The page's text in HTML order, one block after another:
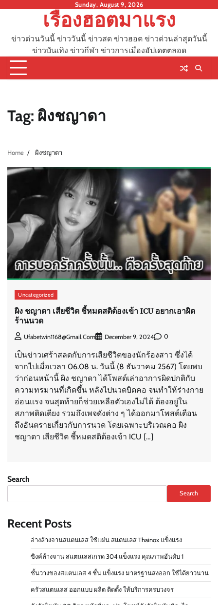
Sunday, August 9, 2026
เรื่องฮอตมาแรง
ข่าวด่วนวันนี้ ข่าววันนี้ ข่าวสด ข่าวฮอต ข่าวด่วนล่าสุดวันนี้
ข่าวบันเทิง ข่าวกีฬา ข่าวการเมืองอัปเดตตลอด
Tag: ผิงชญาดา
Home ผิงชญาดา
Uncategorized
ผิง ชญาดา เสียชีวิต ชี้หมดสติต้องเข้า ICU อยากเอาผิด
ร้านนวด
Ufabetwin1168@gmail.com December 9, 2024 0
เป็นข่าวเศร้าสลดกับการเสียชีวิตของนักร้องสาว ซึ่งได้
จากไปเมื่อเวลา 06.08 น. วันนี้ (8 ธันวาคม 2567) โดยพบ
ว่าก่อนหน้านี้ ผิง ชญาดา ได้โพสต์เล่าอาการผิดปกติกับ
ความทรมานที่เกิดขึ้น หลังไปนวดบิดคอ จนทำให้ร่างกาย
อ่อนแรง จนสุดท้ายก็ช่วยเหลือตัวเองไม่ได้ ต้องอยู่ใน
สภาพติดเตียง รวมถึงเพจดังต่าง ๆ ได้ออกมาโพสต์เตือน
ถึงอันตรายเกี่ยวกับการนวด โดยเฉพาะบริเวณคอ ผิง
ชญาดา เสียชีวิต ชี้หมดสติต้องเข้า ICU […]
Search
Search
Recent Posts
อ่างล้างจานสแตนเลส ใช้แผ่น สแตนเลส Thainox แข็งแรง
ซิงค์ล้างจาน สแตนเลสเกรด 304 แข็งแรง คุณภาพอันดับ 1
ชั้นวางของสแตนเลส 4 ชั้น แข็งแรง มาตรฐานส่งออก ใช้ได้ยาวนาน
ครัวสแตนเลส ออกแบบ ผลิต ติดตั้ง ให้บริการครบวงจร